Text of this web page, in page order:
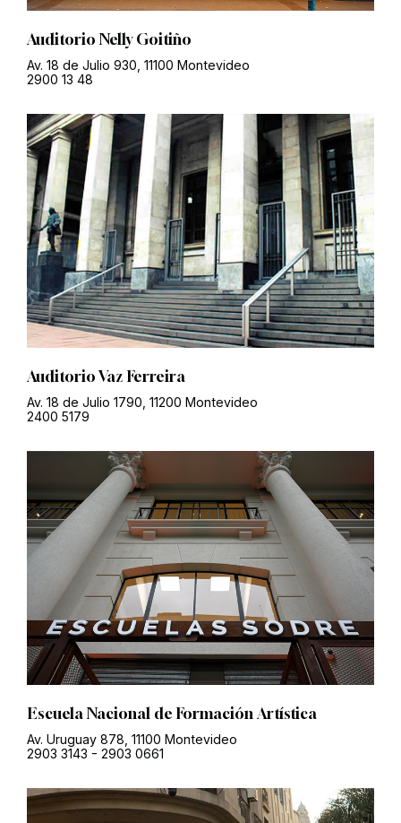
Auditorio Nelly Goitiño
Av. 18 de Julio 930, 11100 Montevideo
2900 13 48
Auditorio Vaz Ferreira
Av. 18 de Julio 1790, 11200 Montevideo
2400 5179
Escuela Nacional de Formación Artística
Av. Uruguay 878, 11100 Montevideo
2903 3143 - 2903 0661